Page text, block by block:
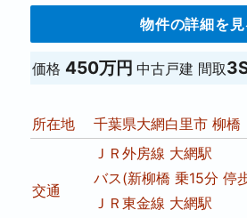
物件の詳細を見
価格 450万円中古戸建 間取
所在地 千葉県大網白里市 柳
交通
ＪＲ外房線 大網駅
バス(新柳橋 乗15分 停
ＪＲ東金線 大網駅